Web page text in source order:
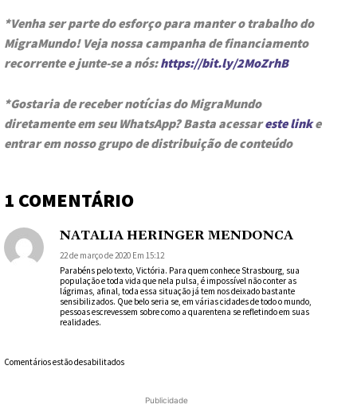
*Venha ser parte do esforço para manter o trabalho do
MigraMundo! Veja nossa campanha de financiamento
recorrente e junte-se a nós:https://bit.ly/2MoZrhB
*Gostaria de receber notícias do MigraMundo
diretamente em seu WhatsApp? Basta acessareste linke
entrar em nosso grupo de distribuição de conteúdo
1 COMENTÁRIO
NATALIA HERINGER MENDONCA
22 de março de 2020 Em 15:12
Parabéns pelo texto, Victória. Para quem conhece Strasbourg, sua
população e toda vida que nela pulsa, é impossível não conter as
lágrimas, afinal, toda essa situação já tem nos deixado bastante
sensibilizados. Que belo seria se, em várias cidades de todo o mundo,
pessoas escrevessem sobre como a quarentena se refletindo em suas
realidades.
Comentários estão desabilitados
Publicidade